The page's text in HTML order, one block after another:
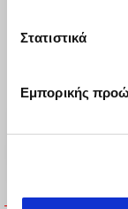
Στατιστικά
Εμπορικής